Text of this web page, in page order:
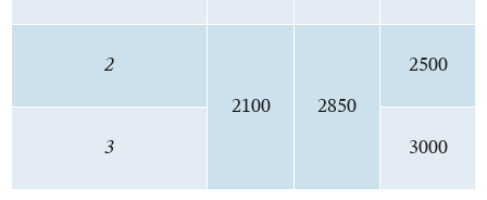
2
2100 2850
2500
3 3000